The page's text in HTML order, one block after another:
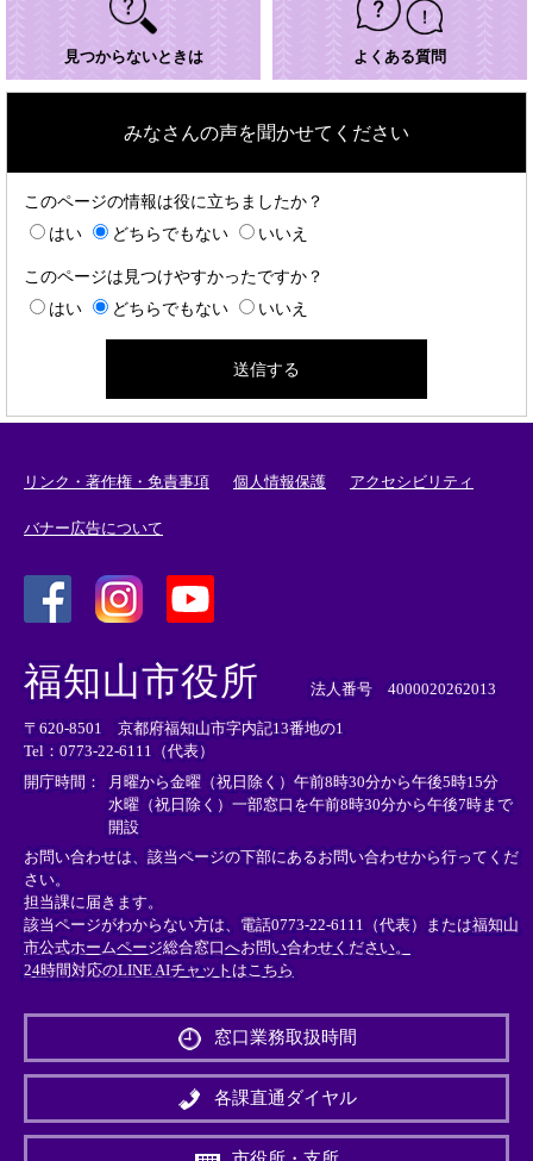
見つからないときは よくある質問
みなさんの声を聞かせてください
このページの情報は役に立ちましたか？
はい
どちらでもない いいえ
このページは見つけやすかったですか？
はい
どちらでもない いいえ
リンク・著作権・免責事項 個人情報保護 アクセシビリティ
バナー広告について
外
部
リ
ン
ク
＞
外
リ
ン
ク
＞
外
部
ン
ク
＞
福知山市役所 法人番号 4000020262013
〒620-8501 京都府福知山市字内記13番地の1
Tel：0773-22-6111（代表）
開庁時間： 月曜から金曜（祝日除く）午前8時30分から午後5時15分
水曜（祝日除く）一部窓口を午前8時30分から午後7時まで
開設
お問い合わせは、該当ページの下部にあるお問い合わせから行ってくだ
さい。
担当課に届きます。
該当ページがわからない方は、電話0773-22-6111（代表）または福知山
市公式ホームページ総合窓口へお問い合わせください。
24時間対応のLINE AIチャットはこちら
外
リ
ン
＞
窓口業務取扱時間
各課直通ダイヤル